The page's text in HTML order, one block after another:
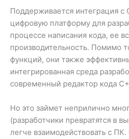
Поддерживается интеграция
цифровую платформу для
процессе написания кода, ее
производительность. Помимо
функций, они также
интегрированная среда
современный редактор кода
Но это займет неприлично
(разработчики превратятся в
легче взаимодействовать с